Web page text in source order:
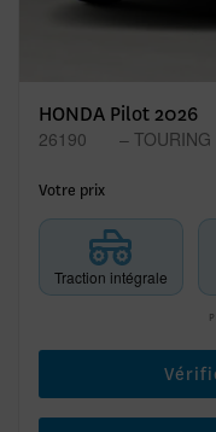
HONDA Pilot 2026
26190 –
Votre prix
Traction intégrale